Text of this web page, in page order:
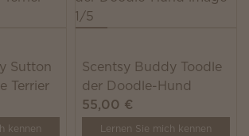
Sutton
Terrier
kennen
Scentsy Buddy Toodle
der Doodle-Hund
55,00 €
Lernen Sie mich kennen